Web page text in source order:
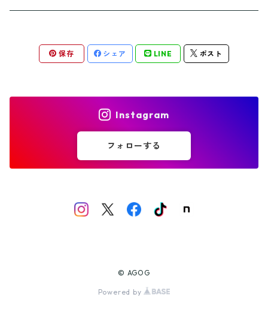
フォーク
おくりものパッケージ
パッケージA
パッケージC
保存 シェア LINE ポスト
Instagram
フォローする
© AGOG
Powered by